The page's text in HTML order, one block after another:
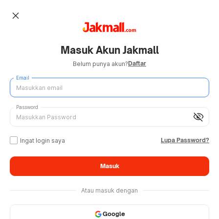
close
Masuk Akun Jakmall
Belum punya akun?Daftar
Email
visibility_off
Password
Ingat login saya Lupa Password?
Masuk
Atau masuk dengan
Google